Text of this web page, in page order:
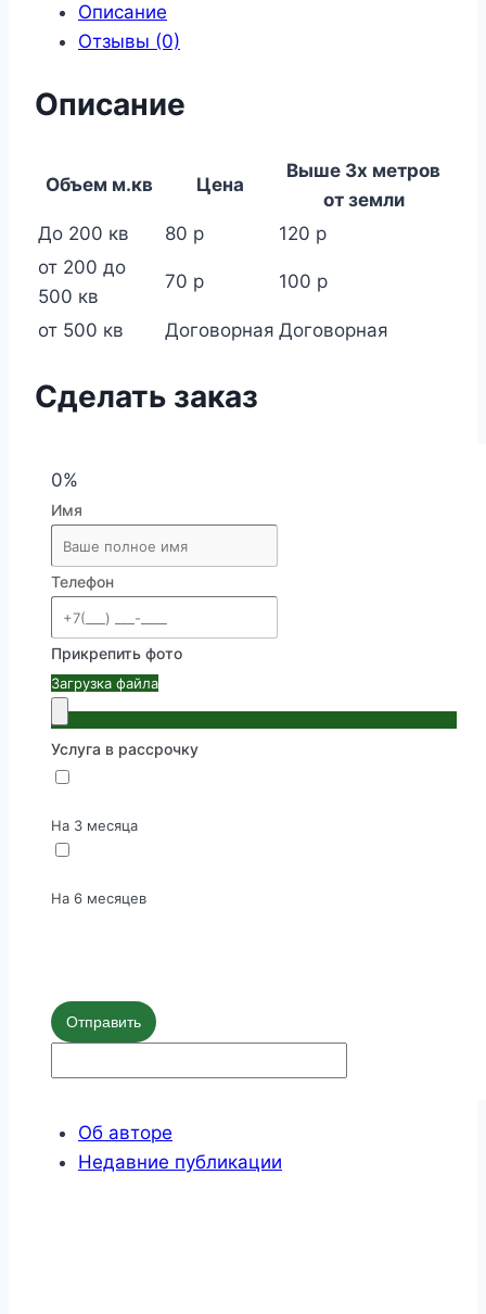
Описание
Отзывы (0)
Описание
Объем м.кв Цена
Выше 3х метров
от земли
До 200 кв
80 р
120 р
от 200 до
500 кв
70 р 100 р
от 500 кв Договорная Договорная
Сделать заказ
0%
Имя
Телефон
Прикрепить фото
Загрузка файла
Услуга в рассрочку
На 3 месяца
На 6 месяцев
Отправить
Об авторе
Недавние публикации